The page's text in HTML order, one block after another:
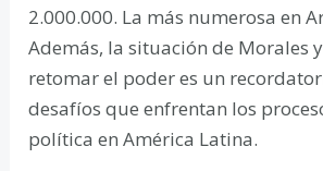
2.000.000. La más numerosa en
Además, la situación de Morales
retomar el poder es un
desafíos que enfrentan los
política en América Latina.